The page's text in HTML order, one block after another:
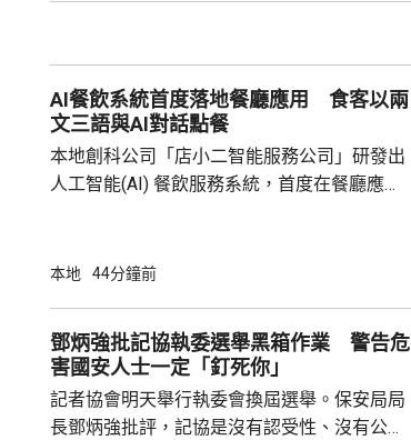
AI餐飲系統首度落地餐廳應用 食客以兩
文三語與AI對話點餐
本地創科公司「店小二智能服務公司」研發出
人工智能(AI) 餐飲服務系統，首度在餐廳應
話或英文對話，食客根據AI指示點餐，亦可讓
地旅客體驗後表示，以往點餐前會在網上搜尋
招牌菜式，較為耗時，而AI能因應需求快速推
薦適合的菜式；又指自己不...
本地 44分鐘前
鄧炳強批記協執委選舉黑箱作業 警告危
害國安人士一定「釘死你」
記者協會明天舉行執委會換屆選舉。保安局局
長鄧炳強批評，記協是沒有認受性、沒有公信